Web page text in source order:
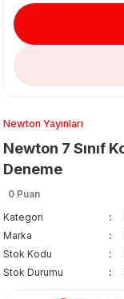
& Matara
Newton Yayınları
Newton 7 Sınıf
Deneme
0 Puan
Kategori
Marka
Stok Kodu
Stok Durumu